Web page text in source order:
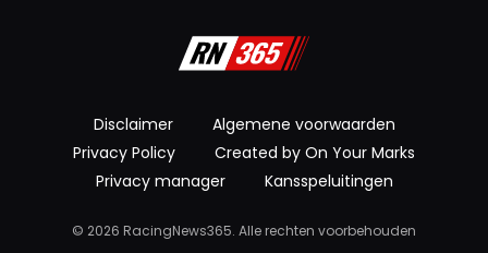
Disclaimer
Algemene voorwaarden
Privacy Policy
Created by On Your Marks
Privacy manager
Kansspeluitingen
© 2026 RacingNews365. Alle rechten voorbehouden